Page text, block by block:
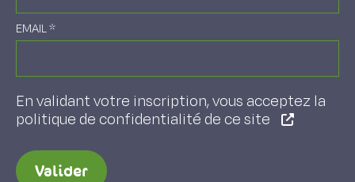
EMAIL*
En validant votre inscription, vous acceptez la
politique de confidentialité de ce site
Valider